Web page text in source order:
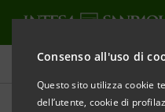
Consenso all'uso di
Questo sito utilizza cookie
dell’utente, cookie di
Comunicati stampa
STAMPA AGGIORNA